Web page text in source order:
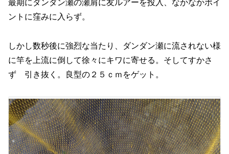
最期にダンダン瀬の瀬肩に友ルアーを投入、なかなかポイ
ントに窪みに入らず。
しかし数秒後に強烈な当たり、ダンダン瀬に流されない様
に竿を上流に倒して徐々にキワに寄せる。そしてすかさ
ず 引き抜く。良型の２５ｃｍをゲット。